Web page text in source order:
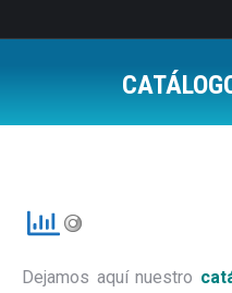
Dejamos aquí nuestro